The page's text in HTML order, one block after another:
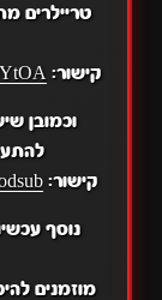
טריילרים
קישור:
וכמובן
קישור:
נוסף
מוזמנים